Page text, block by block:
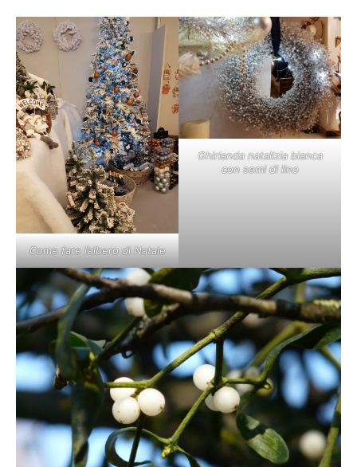
Come fare l’albero di Natale
Ghirlanda natalizia bianca
con semi di lino